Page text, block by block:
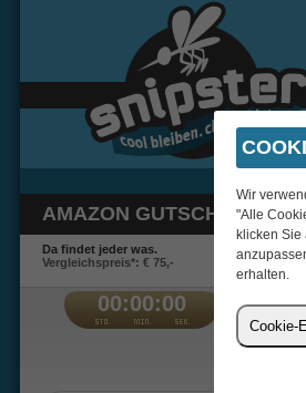
AMAZON GUTSCHEIN 50
Da findet jeder was.
Vergleichspreis*: € 75,-
00:00:00 €
Wir
"Alle
klicken Sie
erhalten.
Cookie-